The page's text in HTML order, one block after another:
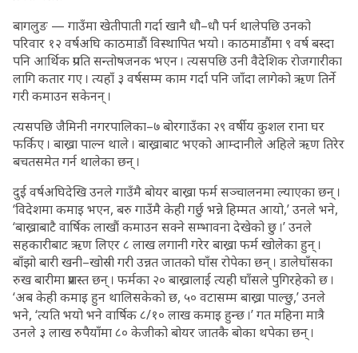
बागलुङ — गाउँमा खेतीपाती गर्दा खानै धौ–धौ पर्न थालेपछि उनको
परिवार १२ वर्षअघि काठमाडौं विस्थापित भयो । काठमाडौंमा ९ वर्ष बस्दा
पनि आर्थिक प्रगति सन्तोषजनक भएन । त्यसपछि उनी वैदेशिक रोजगारीका
लागि कतार गए । त्यहाँ ३ वर्षसम्म काम गर्दा पनि जाँदा लागेको ऋण तिर्ने
गरी कमाउन सकेनन् ।
त्यसपछि जैमिनी नगरपालिका–७ बोरगाउँका २९ वर्षीय कुशल राना घर
फर्किए । बाख्रा पाल्न थाले । बाख्राबाट भएको आम्दानीले अहिले ऋण तिरेर
बचतसमेत गर्न थालेका छन् ।
दुई वर्षअघिदेखि उनले गाउँमै बोयर बाख्रा फर्म सञ्चालनमा ल्याएका छन् ।
‘विदेशमा कमाइ भएन, बरु गाउँमै केही गर्छु भन्ने हिम्मत आयो,’ उनले भने,
‘बाख्राबाटै वार्षिक लाखौं कमाउन सक्ने सम्भावना देखेको छु ।’ उनले
सहकारीबाट ऋण लिएर ८ लाख लगानी गरेर बाख्रा फर्म खोलेका हुन् ।
बाँझो बारी खनी–खोस्री गरी उन्नत जातको घाँस रोपेका छन् । डालेघाँसका
रुख बारीमा प्रशस्त छन् । फर्मका २० बाख्रालाई त्यही घाँसले पुगिरहेको छ ।
‘अब केही कमाइ हुन थालिसकेको छ, ५० वटासम्म बाख्रा पाल्छु,’ उनले
भने, ‘त्यति भयो भने वार्षिक ८/१० लाख कमाइ हुन्छ ।’ गत महिना मात्रै
उनले ३ लाख रुपैयाँमा ८० केजीको बोयर जातकै बोका थपेका छन् ।